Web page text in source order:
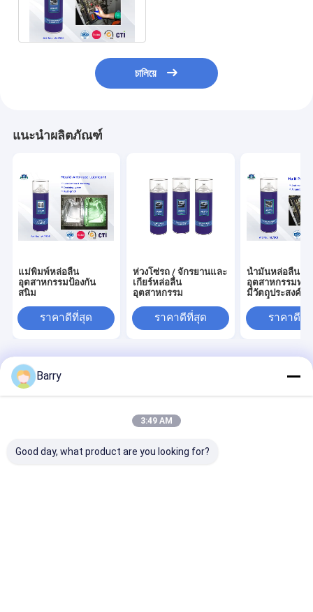
চালিয়ে
แนะนำผลิตภัณฑ์
แม่พิมพ์หล่อลื่น
อุตสาหกรรมป้องกัน
สนิม
ราคาดีที่สุด
ห่วงโซ่รถ / จักรยานและ
เกียร์หล่อลื่น
อุตสาหกรรม
ราคาดีที่สุด
น้ำมันหล่อลื่น
อุตสาหกรรมทุก
มีวัตถุประสงค์เพื่
ราคาดีที่
โรงงานในประเทศจีน.Copyright © 2026 Aristo
Industries Corporation Limited. All Rights Reserved.
Barry
3:49 AM
Good day, what product are you looking for?